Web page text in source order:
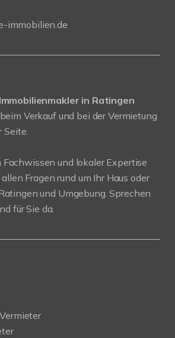
immobilien.de
Immobilienmakler in Ratingen
Verkauf und bei der Vermietung
Seite.
und lokaler Expertise
Fragen rund um Ihr Haus oder
und Umgebung. Sprechen
für Sie da.